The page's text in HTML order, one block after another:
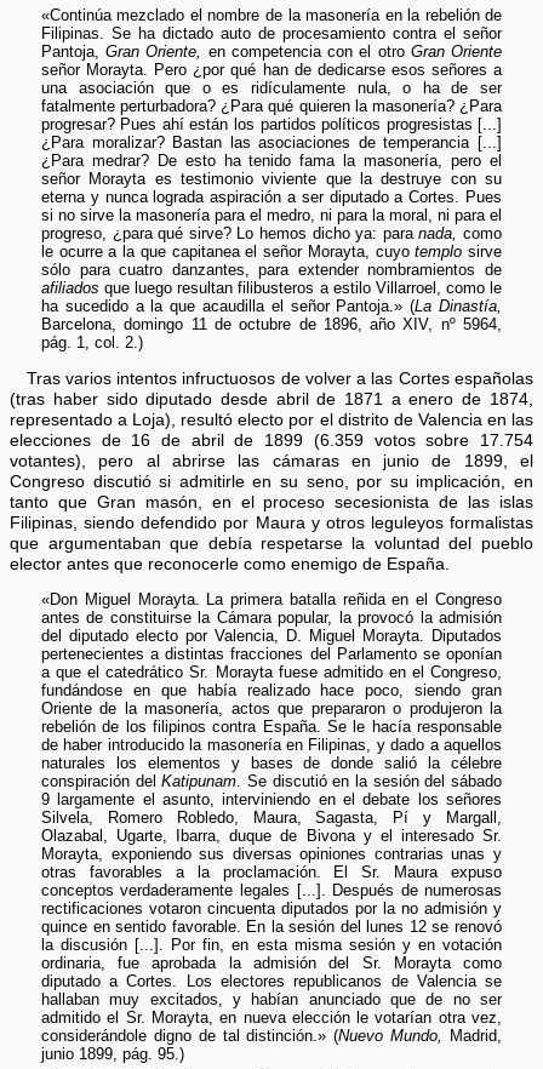
«Continúa mezclado el nombre de la masonería en la rebelión de
Filipinas. Se ha dictado auto de procesamiento contra el señor
Pantoja,Gran Oriente, en competencia con el otro Gran Oriente
señor Morayta. Pero ¿por qué han de dedicarse esos señores a
una asociación que o es ridículamente nula, o ha de ser
fatalmente perturbadora? ¿Para qué quieren la masonería? ¿Para
progresar? Pues ahí están los partidos políticos progresistas [...]
¿Para moralizar? Bastan las asociaciones de temperancia [...]
¿Para medrar? De esto ha tenido fama la masonería, pero el
señor Morayta es testimonio viviente que la destruye con su
eterna y nunca lograda aspiración a ser diputado a Cortes. Pues
si no sirve la masonería para el medro, ni para la moral, ni para el
progreso, ¿para qué sirve? Lo hemos dicho ya: paranada, como
le ocurre a la que capitanea el señor Morayta, cuyotemplo sirve
sólo para cuatro danzantes, para extender nombramientos de
afiliados que luego resultan filibusteros a estilo Villarroel, como le
ha sucedido a la que acaudilla el señor Pantoja.» (La Dinastía,
Barcelona, domingo 11 de octubre de 1896, año XIV, nº 5964,
pág. 1, col. 2.)
Tras varios intentos infructuosos de volver a las Cortes españolas
(tras haber sido diputado desde abril de 1871 a enero de 1874,
representado a Loja), resultó electo por el distrito de Valencia en las
elecciones de 16 de abril de 1899 (6.359 votos sobre 17.754
votantes), pero al abrirse las cámaras en junio de 1899, el
Congreso discutió si admitirle en su seno, por su implicación, en
tanto que Gran masón, en el proceso secesionista de las islas
Filipinas, siendo defendido por Maura y otros leguleyos formalistas
que argumentaban que debía respetarse la voluntad del pueblo
elector antes que reconocerle como enemigo de España.
«Don Miguel Morayta. La primera batalla reñida en el Congreso
antes de constituirse la Cámara popular, la provocó la admisión
del diputado electo por Valencia, D. Miguel Morayta. Diputados
pertenecientes a distintas fracciones del Parlamento se oponían
a que el catedrático Sr. Morayta fuese admitido en el Congreso,
fundándose en que había realizado hace poco, siendo gran
Oriente de la masonería, actos que prepararon o produjeron la
rebelión de los filipinos contra España. Se le hacía responsable
de haber introducido la masonería en Filipinas, y dado a aquellos
naturales los elementos y bases de donde salió la célebre
conspiración delKatipunam. Se discutió en la sesión del sábado
9 largamente el asunto, interviniendo en el debate los señores
Silvela, Romero Robledo, Maura, Sagasta, Pí y Margall,
Olazabal, Ugarte, Ibarra, duque de Bivona y el interesado Sr.
Morayta, exponiendo sus diversas opiniones contrarias unas y
otras favorables a la proclamación. El Sr. Maura expuso
conceptos verdaderamente legales [...]. Después de numerosas
rectificaciones votaron cincuenta diputados por la no admisión y
quince en sentido favorable. En la sesión del lunes 12 se renovó
la discusión [...]. Por fin, en esta misma sesión y en votación
ordinaria, fue aprobada la admisión del Sr. Morayta como
diputado a Cortes. Los electores republicanos de Valencia se
hallaban muy excitados, y habían anunciado que de no ser
admitido el Sr. Morayta, en nueva elección le votarían otra vez,
considerándole digno de tal distinción.» (Nuevo Mundo,
Madrid,
junio 1899, pág. 95.)